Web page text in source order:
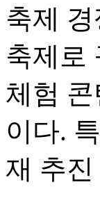
축제
축제로
체험
이다.
재 추